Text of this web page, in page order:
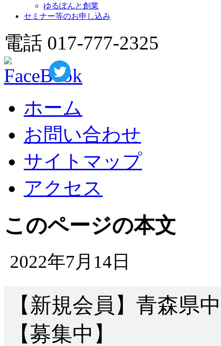
ゆるぽんと創業
セミナー等のお申し込み
電話 017-777-2325
ホーム
お問い合わせ
サイトマップ
アクセス
このページの本文
2022年7月14日
【新規会員】青森県
【募集中】